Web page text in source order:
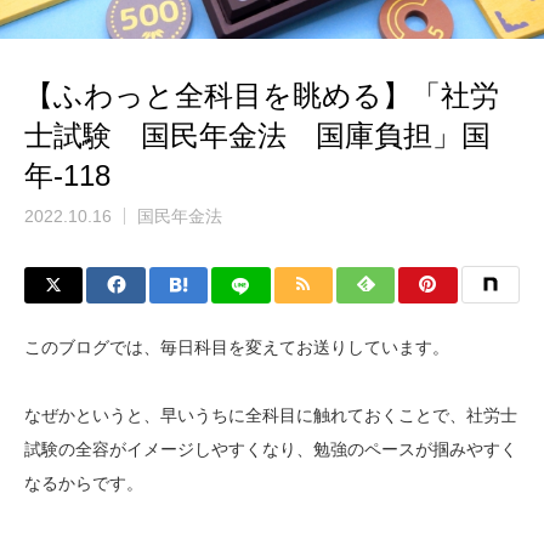
【ふわっと全科目を眺める】「社労
士試験 国民年金法 国庫負担」国
年-118
2022.10.16 国民年金法
このブログでは、毎日科目を変えてお送りしています。
なぜかというと、早いうちに全科目に触れておくことで、社労士
試験の全容がイメージしやすくなり、勉強のペースが掴みやすく
なるからです。